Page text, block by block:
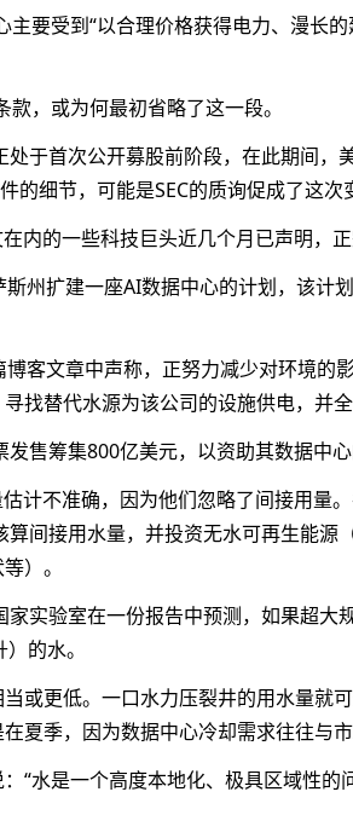
要受到“以合理价格获得电力、漫长
，或为何最初省略了这一段。
于首次公开募股前阶段，在此期间，
的细节，可能是SEC的质询促成了这次
内的一些科技巨头近几个月已声明，
州扩建一座AI数据中心的计划，该计
客文章中声称，正努力减少对环境的
找替代水源为该公司的设施供电，并
售筹集800亿美元，以资助其数据中心
计不准确，因为他们忽略了间接用量
间接用水量，并投资无水可再生能源
）。
实验室在一份报告中预测，如果超大
的水。
或更低。一口水力压裂井的用水量就
夏季，因为数据中心冷却需求往往与市
“水是一个高度本地化、极具区域性的